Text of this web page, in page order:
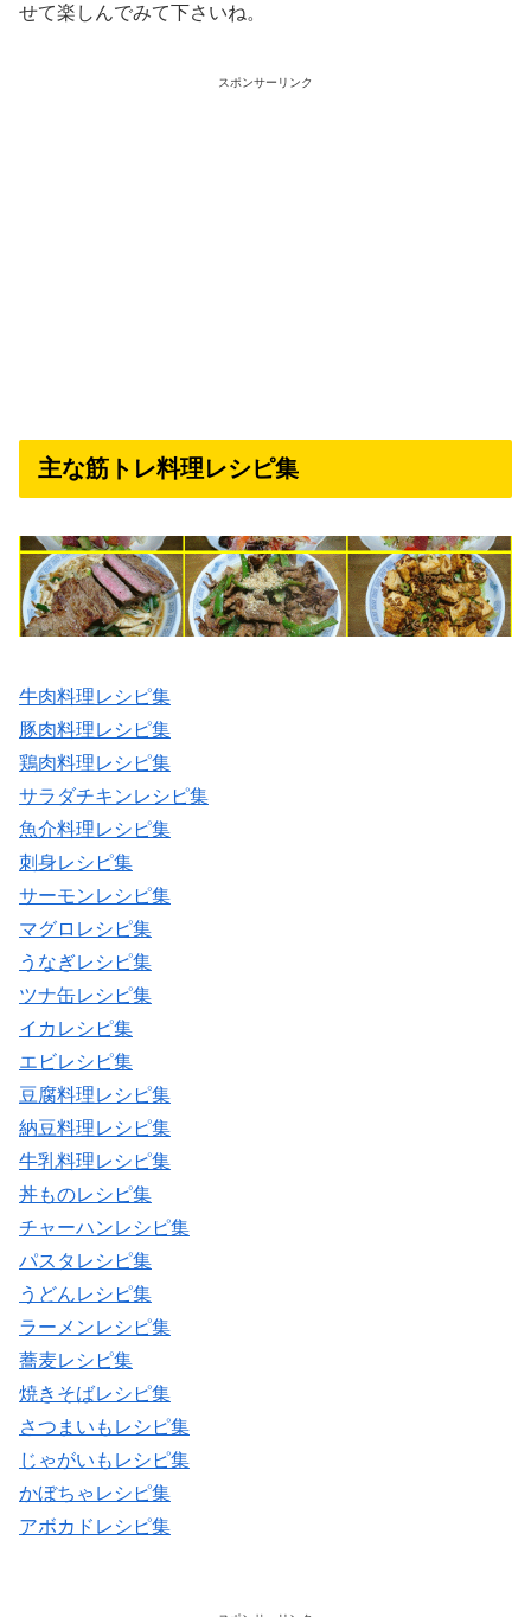
せて楽しんでみて下さいね。
スポンサーリンク
主な筋トレ料理レシピ集
牛肉料理レシピ集
豚肉料理レシピ集
鶏肉料理レシピ集
サラダチキンレシピ集
魚介料理レシピ集
刺身レシピ集
サーモンレシピ集
マグロレシピ集
うなぎレシピ集
ツナ缶レシピ集
イカレシピ集
エビレシピ集
豆腐料理レシピ集
納豆料理レシピ集
牛乳料理レシピ集
丼ものレシピ集
チャーハンレシピ集
パスタレシピ集
うどんレシピ集
ラーメンレシピ集
蕎麦レシピ集
焼きそばレシピ集
さつまいもレシピ集
じゃがいもレシピ集
かぼちゃレシピ集
アボカドレシピ集